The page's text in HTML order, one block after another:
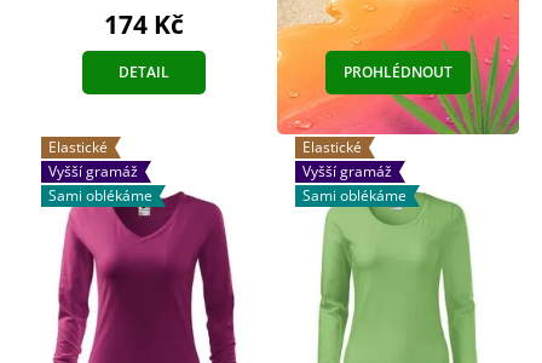
174 Kč
DETAIL PROHLÉDNOUT
Elastické
Vyšší gramáž
Sami oblékáme
Elastické
Vyšší gramáž
Sami oblékáme